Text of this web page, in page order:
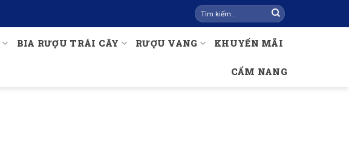
Tìm
kiếm:
BIA RƯỢU TRÁI CÂY RƯỢU VANG KHUYẾN MÃI
CẨM NANG